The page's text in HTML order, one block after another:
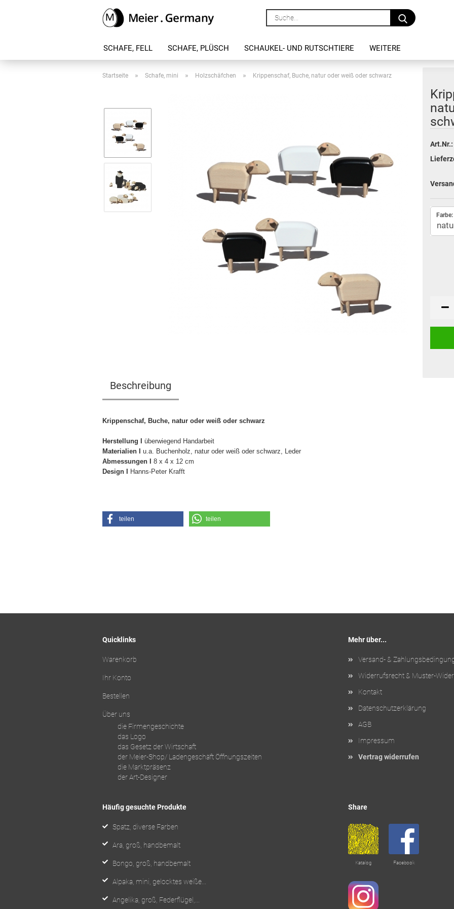
Suche...
SCHAFE, FELL SCHAFE, PLÜSCH SCHAUKEL- UND RUTSCHTIERE WEITERE
Startseite » Schafe, mini » Holzschäfchen » Krippenschaf, Buche, natur oder weiß oder schwarz
Art.Nr.:
Farbe:
Beschreibung
Krippenschaf, Buche, natur oder weiß oder schwarz
Herstellung I überwiegend Handarbeit
Materialien I
u.a. Buchenholz, natur oder weiß oder schwarz, Leder
Abmessungen I 8 x 4 x 12 cm
Design I
Hanns-Peter Krafft
teilen teilen
Quicklinks
Warenkorb
Ihr Konto
Bestellen
Über uns
die Firmengeschichte
das Logo
das Gesetz der Wirtschaft
der Meier-Shop/ Ladengeschäft Öffnungszeiten
die Marktpräsenz
der Art-Designer
Mehr über...
Versand- &
Widerrufsrecht & Muster-
Kontakt
Datenschutzerklärung
AGB
Impressum
Vertrag widerrufen
Häufig gesuchte Produkte
Spatz, diverse Farben
Ara, groß, handbemalt
Bongo, groß, handbemalt
Alpaka, mini, gelocktes weiße...
Angelika, groß, Federflügel,...
Share
Katalog Facebook